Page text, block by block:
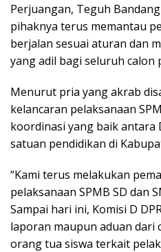
Perjuangan, Teguh
pihaknya terus memantau
berjalan sesuai aturan dan
yang adil bagi seluruh calon
Menurut pria yang akrab
kelancaran pelaksanaan
koordinasi yang baik antara
satuan pendidikan di
“Kami terus melakukan
pelaksanaan SPMB SD dan
Sampai hari ini, Komisi D
laporan maupun aduan dari
orang tua siswa terkait